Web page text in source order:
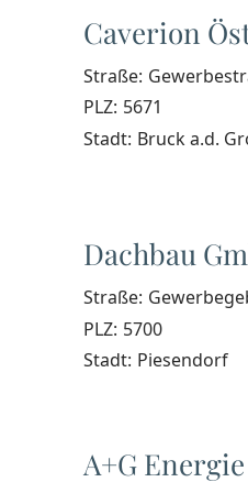
Caverion
Straße:
PLZ: 5671
Stadt: Bruck a.d.
Dachbau
Straße:
PLZ: 5700
Stadt: Piesendorf
A+G